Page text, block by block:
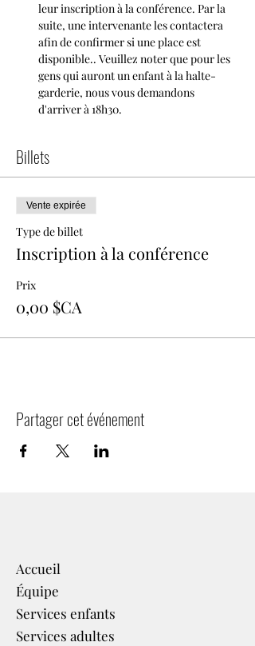
leur inscription à la conférence. Par la
suite, une intervenante les contactera
afin de confirmer si une place est
disponible.. Veuillez noter que pour les
gens qui auront un enfant à la halte-
garderie, nous vous demandons
d'arriver à 18h30.
Billets
Vente expirée
Type de billet
Inscription à la conférence
Prix
0,00 $CA
Partager cet événement
Accueil
Équipe
Services enfants
Services adultes